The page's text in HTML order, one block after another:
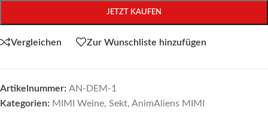
JETZT KAUFEN
Vergleichen Zur Wunschliste hinzufügen
Artikelnummer: AN-DEM-1
Kategorien: MIMI Weine, Sekt, AnimAliens MIMI